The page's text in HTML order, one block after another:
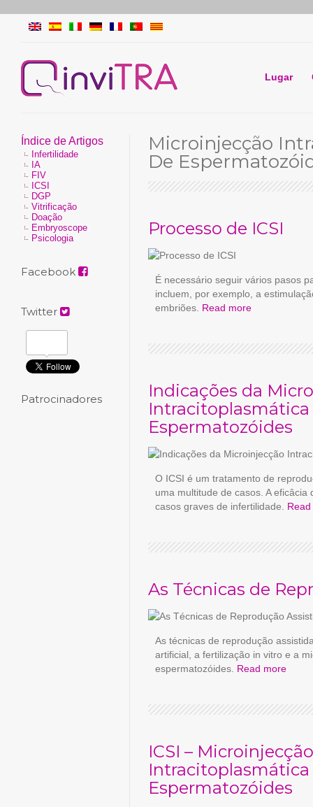
Lugar
Índice de Artigos
Infertilidade
IA
FIV
ICSI
DGP
Vitrificação
Doação
Embryoscope
Psicologia
Facebook
Twitter
Patrocinadores
Microinjecção
De
Processo de ICSI
É necessário seguir vários pasos
incluem, por exemplo, a
embriões. Read more
Indicações da
Intracitoplasmática
Espermatozóides
O ICSI é um tratamento de
uma multitude de casos. A
casos graves de infertilidade.
As Técnicas de
As técnicas de reprodução
artificial, a fertilização in vitro e a
espermatozóides. Read more
ICSI – Microinjecção
Intracitoplasmática
Espermatozóides